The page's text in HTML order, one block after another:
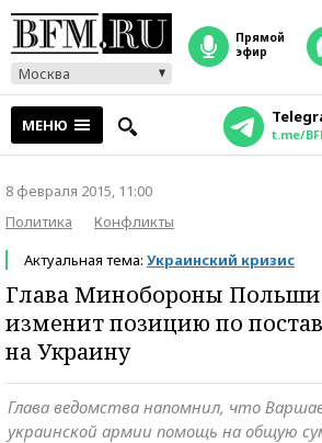
Москва
прямой
эфир
МЕНЮ t.me/
8 февраля 2015, 11:00
Политика
Конфликты
Актуальная тема: Украинский кризис
Глава Минобороны
изменит позицию по
на Украину
Глава ведомства напомнил, что
украинской армии помощь на общую